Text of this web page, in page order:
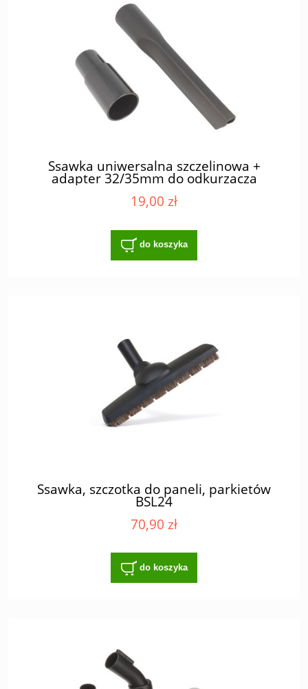
Ssawka uniwersalna szczelinowa +
adapter 32/35mm do odkurzacza
19,00 zł
do koszyka
Ssawka, szczotka do paneli, parkietów
BSL24
70,90 zł
do koszyka